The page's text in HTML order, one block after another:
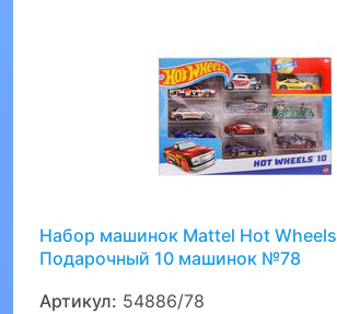
Набор машинок Mattel Hot Wheels
Подарочный 10 машинок №78
Артикул: 54886/78